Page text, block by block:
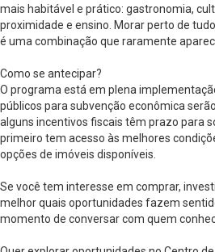
mais habitável e prático: gastronomia,
proximidade e ensino. Morar perto de
é uma combinação que raramente
Como se antecipar?
O programa está em plena
públicos para subvenção econômica
alguns incentivos fiscais têm prazo para
primeiro tem acesso às melhores
opções de imóveis disponíveis.
Se você tem interesse em comprar,
melhor quais oportunidades fazem
momento de conversar com quem